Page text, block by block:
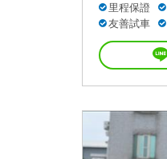
里程保證
友善試車